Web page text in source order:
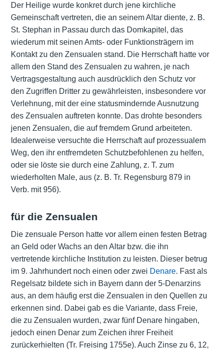
Der Heilige wurde konkret durch jene kirchliche
Gemeinschaft vertreten, die an seinem Altar diente, z. B.
St. Stephan in Passau durch das Domkapitel, das
wiederum mit seinen Amts- oder Funktionsträgern im
Kontakt zu den Zensualen stand. Die Herrschaft hatte vor
allem den Stand des Zensualen zu wahren, je nach
Vertragsgestaltung auch ausdrücklich den Schutz vor
den Zugriffen Dritter zu gewährleisten, insbesondere vor
Verlehnung, mit der eine statusmindernde Ausnutzung
des Zensualen auftreten konnte. Das drohte besonders
jenen Zensualen, die auf fremdem Grund arbeiteten.
Idealerweise versuchte die Herrschaft auf prozessualem
Weg, den ihr entfremdeten Schutzbefohlenen zu helfen,
oder sie löste sie durch eine Zahlung, z. T. zum
wiederholten Male, aus (z. B. Tr. Regensburg 879 in
Verb. mit 956).
für die Zensualen
Die zensuale Person hatte vor allem einen festen Betrag
an Geld oder Wachs an den Altar bzw. die ihn
vertretende kirchliche Institution zu leisten. Dieser betrug
im 9. Jahrhundert noch einen oder zwei Denare. Fast als
Regelsatz bildete sich in Bayern dann der 5-Denarzins
aus, an dem häufig erst die Zensualen in den Quellen zu
erkennen sind. Dabei gab es die Variante, dass Freie,
die zu Zensualen wurden, zwar fünf Denare hingaben,
jedoch einen Denar zum Zeichen ihrer Freiheit
zurückerhielten (Tr. Freising 1755e). Auch Zinse zu 6, 12,